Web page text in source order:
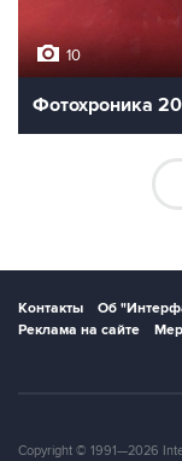
10
Фотохроника
Контакты Об
Реклама на сайте
Copyright © 1991—2026